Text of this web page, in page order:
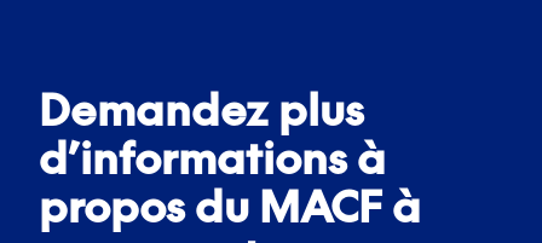
Demandez plus
d’informations à
propos du MACF à